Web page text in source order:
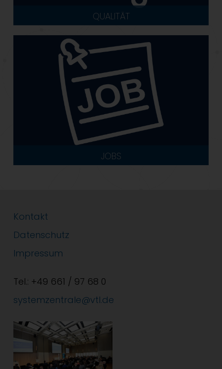
QUALITÄT
JOBS
Kontakt
Datenschutz
Impressum
Tel.: +49 661 / 97 68 0
systemzentrale@vtl.de